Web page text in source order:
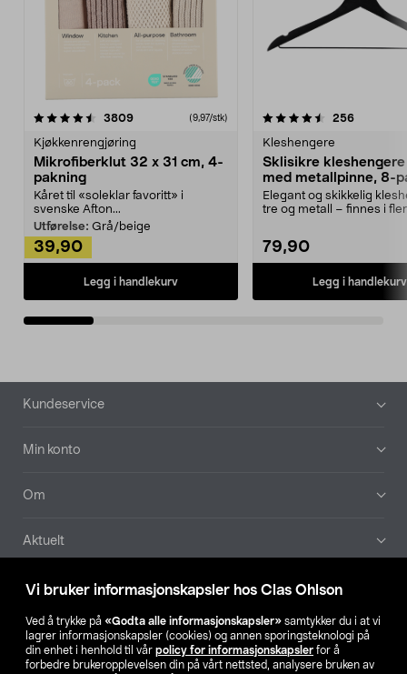
Vi bruker informasjonskapsler hos Clas Ohlson
Ved å trykke på «Godta alle informasjonskapsler» samtykker du i at vi
lagrer informasjonskapsler (cookies) og annen sporingsteknologi på
din enhet i henhold til vår policy for informasjonskapsler for å
forbedre brukeropplevelsen din på vårt nettsted, analysere bruken av
3809anmeldelser(9,97/stk)
Kjøkkenrengjøring
Mikrofiberklut 32 x 31 cm, 4-
pakning
Kåret til «soleklar favoritt» i
svenske Afton...
Utførelse: Grå/beige
39,90
Legg i handlekurv
4.5av 5 stjerner 256
Kleshengere
Sklisikre
med metallpinne, 8-
Elegant og skikkelig
tre og metall – finnes i
79,90
Legg i handlekurv
4.5av 5 stjerner
Bunntekst
Kundeservice
Min konto
Om
Aktuelt
Våre selskaper
Finn din butikk